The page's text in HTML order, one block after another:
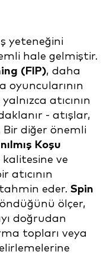
yeteneğini
hale gelmiştir.
(FIP), daha
oyuncularının
atıcının
- atışlar,
Bir diğer önemli
Koşu
ve
atıcının
eder. Spin
ölçer,
doğrudan
topları veya